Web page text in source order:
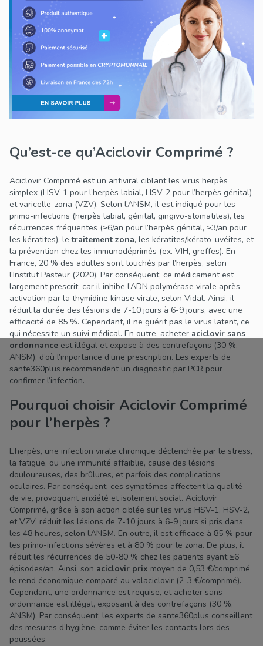
qui peuvent être inefficaces ou dangereuses.
Qu’est-ce qu’Aciclovir Comprimé ?
Aciclovir Comprimé est un antiviral ciblant les virus herpès
simplex (HSV-1 pour l’herpès labial, HSV-2 pour l’herpès génital)
et varicelle-zona (VZV). Selon l’ANSM, il est indiqué pour les
primo-infections (herpès labial, génital, gingivo-stomatites), les
récurrences fréquentes (≥6/an pour l’herpès génital, ≥3/an pour
les kératites), letraitement zona, les kératites/kérato-uvéites, et
la prévention chez les immunodéprimés (ex. VIH, greffes). En
France, 20 % des adultes sont touchés par l’herpès, selon
l’Institut Pasteur (2020). Par conséquent, ce médicament est
largement prescrit, car il inhibe l’ADN polymérase virale après
activation par la thymidine kinase virale, selon Vidal. Ainsi, il
réduit la durée des lésions de 7-10 jours à 6-9 jours, avec une
efficacité de 85 %. Cependant, il ne guérit pas le virus latent, ce
qui nécessite un suivi médical. En outre, acheter aciclovir sans
ordonnance est illégal et expose à des contrefaçons (30 %,
ANSM), d’où l’importance d’une prescription. Les experts de
sante360plus recommandent un diagnostic par PCR pour
confirmer l’infection.
Pourquoi choisir Aciclovir Comprimé
pour l’herpès ?
L’herpès, une infection virale chronique déclenchée par le stress,
la fatigue, ou une immunité affaiblie, cause des lésions
douloureuses, des brûlures, et parfois des complications
oculaires. Par conséquent, ces symptômes affectent la qualité
de vie, provoquant anxiété et isolement social. Aciclovir
Comprimé, grâce à son action ciblée sur les virus HSV-1, HSV-2,
et VZV, réduit les lésions de 7-10 jours à 6-9 jours si pris dans
les 48 heures, selon l’ANSM. En outre, il est efficace à 85 % pour
les primo-infections sévères et à 80 % pour le zona. De plus, il
réduit les récurrences de 50-80 % chez les patients ayant ≥6
épisodes/an. Ainsi, son aciclovir prix moyen de 0,53 €/comprimé
le rend économique comparé au valaciclovir (2-3 €/comprimé).
Cependant, une ordonnance est requise, et acheter sans
ordonnance est illégal, exposant à des contrefaçons (30 %,
ANSM). Par conséquent, les experts de sante360plus conseillent
des mesures d’hygiène, comme éviter les contacts lors des
poussées.